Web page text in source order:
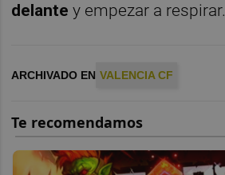
delante y empezar a respirar.
ARCHIVADO EN VALENCIA CF